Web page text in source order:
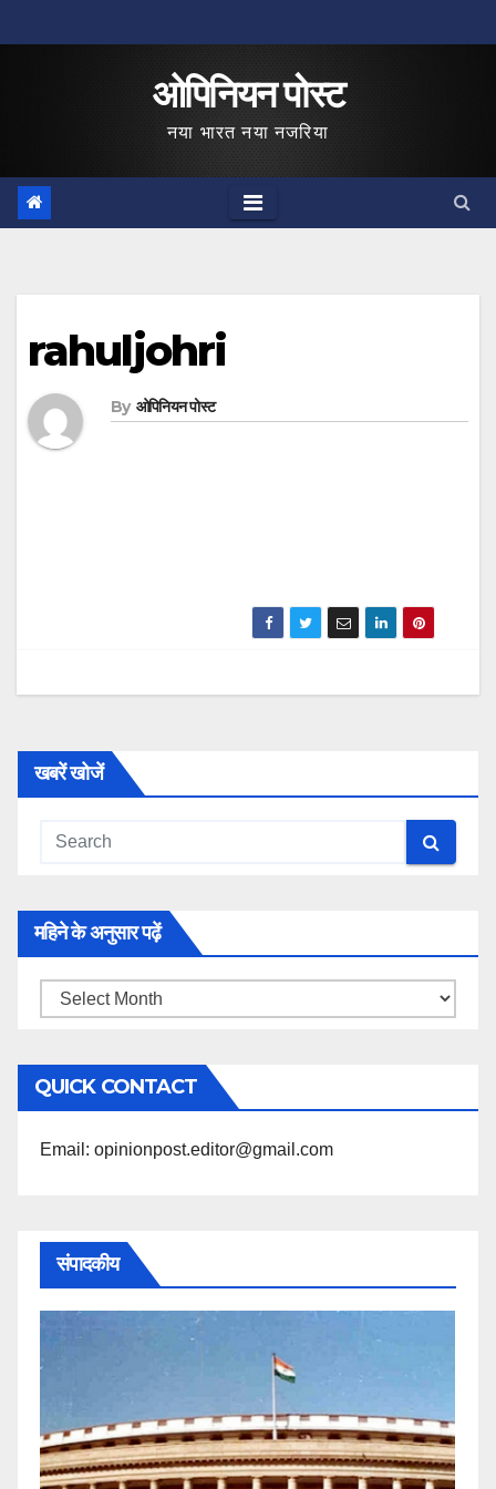
to
ओपिनियन पोस्ट
नया भारत नया नजरिया
rahuljohri
By ओपिनियन पोस्ट
खबरें खोजें
महिने के अनुसार पढ़ें
महिने
अनुसार
पढ़ें
QUICK CONTACT
Email: opinionpost.editor@gmail.com
संपादकीय